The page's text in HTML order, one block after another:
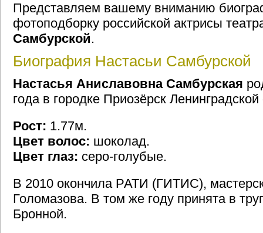
Представляем вашему вниманию
фотоподборку российской актрисы
Самбурской.
Биография Настасьи Самбурской
Настасья Аниславовна Самбурская
года в городке Приозёрск
Рост: 1.77м.
Цвет волос: шоколад.
Цвет глаз: серо-голубые.
В 2010 окончила РАТИ (ГИТИС),
Голомазова. В том же году принята в
Бронной.